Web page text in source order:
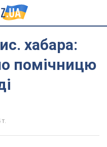
хабара:
помічницю